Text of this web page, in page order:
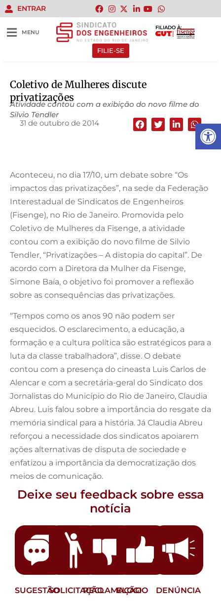
Abrir
ENTRAR
MENU
FILIADO À:
FILIE-SE
Coletivo de Mulheres discute
privatizações
Atividade contou com a exibição do novo filme do
Silvio Tendler
31 de outubro de 2014
Aconteceu, no dia 17/10, um debate sobre “Os
impactos das privatizações”, na sede da Federação
Interestadual de Sindicatos de Engenheiros
(Fisenge), no Rio de Janeiro. Promovida pelo
Coletivo de Mulheres da Fisenge, a atividade
contou com a exibição do novo filme de Silvio
Tendler, “Privatizações – A distopia do capital”. De
acordo com a Diretora da Mulher da Fisenge,
Simone Baía, o objetivo foi promover a reflexão
sobre as consequências das privatizações.
“Tempos como os anos 90 não podem ser
esquecidos. O esclarecimento, a educação, a
formação e a cultura política são estratégicos para a
luta da classe trabalhadora”, disse. O debate
contou com a presença do cineasta Luis Carlos de
Alencar e com a secretária-geral do Sindicato dos
Jornalistas do Município do Rio de Janeiro, Claudia
Abreu. Luis falou sobre a importância do resgate da
memória sindical para a história. Já Claudia Abreu
reforçou a necessidade dos sindicatos apoiarem
ações alternativas de disputa de sociedade e
enfatizou a importância da democratização dos
meios de comunicação.
Deixe seu feedback sobre essa
notícia
SUGESTÃOSOLICITAÇÃORECLAMAÇÃO
ELOGIO DENÚNCIA